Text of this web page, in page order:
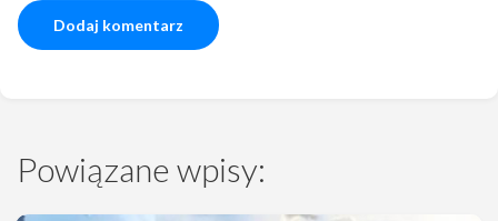
Powiązane wpisy: